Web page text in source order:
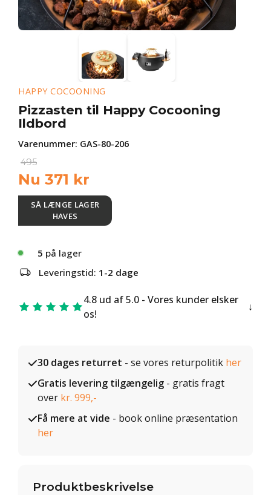
HAPPY COCOONING
Pizzasten til Happy Cocooning
Ildbord
Varenummer: GAS-80-206
495
Nu 371 kr
SÅ LÆNGE LAGER
HAVES
5 på lager
Leveringstid: 1-2 dage
4.8 ud af 5.0 - Vores kunder elsker
os!
30 dages returret - se vores returpolitik her
Gratis levering tilgængelig - gratis fragt
over kr. 999,-
Få mere at vide - book online præsentation
her
Produktbeskrivelse